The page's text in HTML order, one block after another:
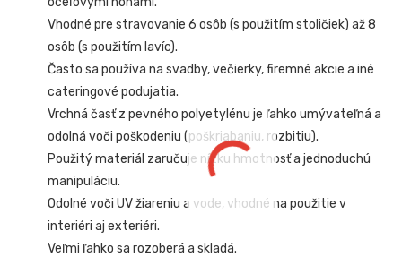
Vhodné pre stravovanie 6 osôb (s použitím stoličiek) až 8
osôb (s použitím lavíc).
Často sa používa na svadby, večierky, firemné akcie a iné
cateringové podujatia.
Vrchná časť z pevného polyetylénu je ľahko umývateľná a
odolná voči poškodeniu (poškriabaniu, rozbitiu).
Použitý materiál zaručuje nízku hmotnosť a jednoduchú
manipuláciu.
Odolné voči UV žiareniu a vode, vhodné na použitie v
interiéri aj exteriéri.
Veľmi ľahko sa rozoberá a skladá.